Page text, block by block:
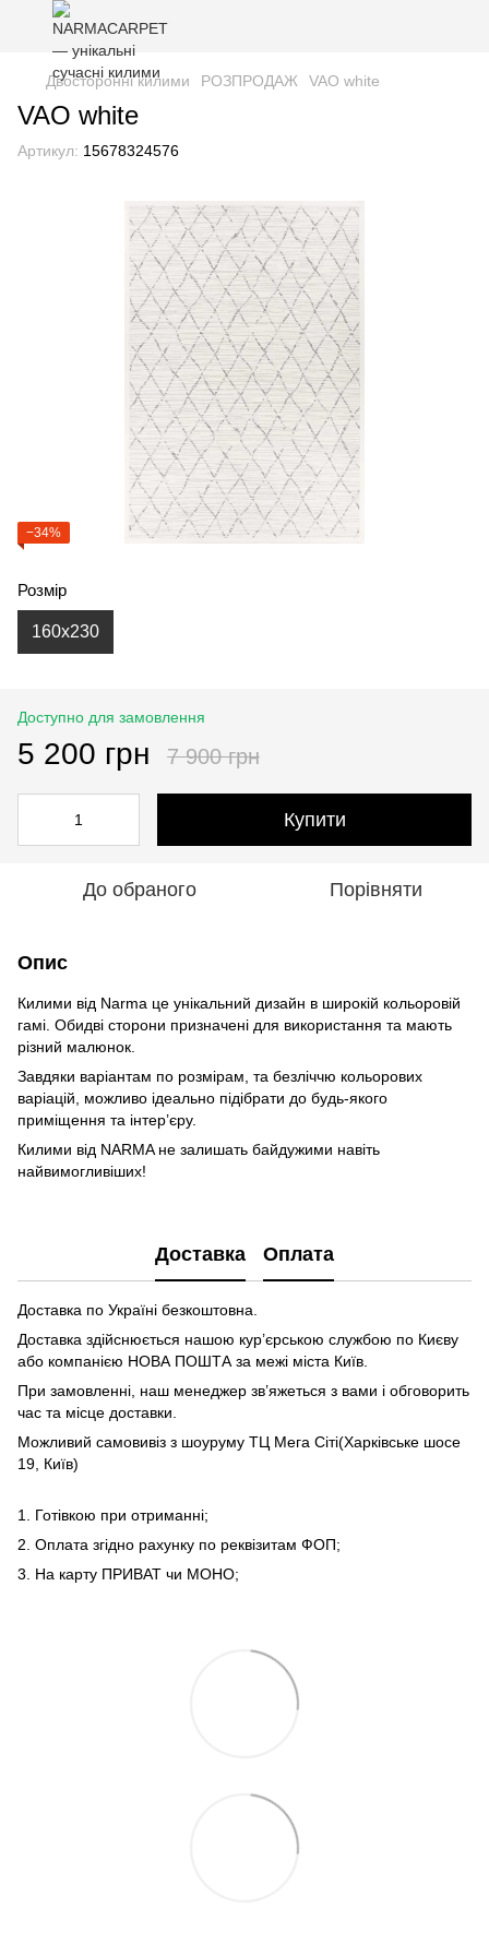
Двосторонні килими РОЗПРОДАЖ VAO white
VAO white
Артикул: 15678324576
−34%
Розмір
160x230
Доступно для замовлення
5 200 грн 7 900 грн
Купити
До обраного Порівняти
Опис
Килими від Narma це унікальний дизайн в широкій кольоровій
гамі. Обидві сторони призначені для використання та мають
різний малюнок.
Завдяки варіантам по розмірам, та безліччю кольорових
варіацій, можливо ідеально підібрати до будь-якого
приміщення та інтер’єру.
Килими від NARMA не залишать байдужими навіть
найвимогливіших!
Доставка Оплата
Доставка по Україні безкоштовна.
Доставка здійснюється нашою кур’єрською службою по Києву
або компанією НОВА ПОШТА за межі міста Київ.
При замовленні, наш менеджер зв’яжеться з вами і обговорить
час та місце доставки.
Можливий самовивіз з шоуруму ТЦ Мега Сіті(Харківське шосе
19, Київ)
1. Готівкою при отриманні;
2. Оплата згідно рахунку по реквізитам ФОП;
3. На карту ПРИВАТ чи МОНО;